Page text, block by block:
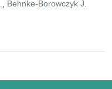
Behnke-Borowczyk J.